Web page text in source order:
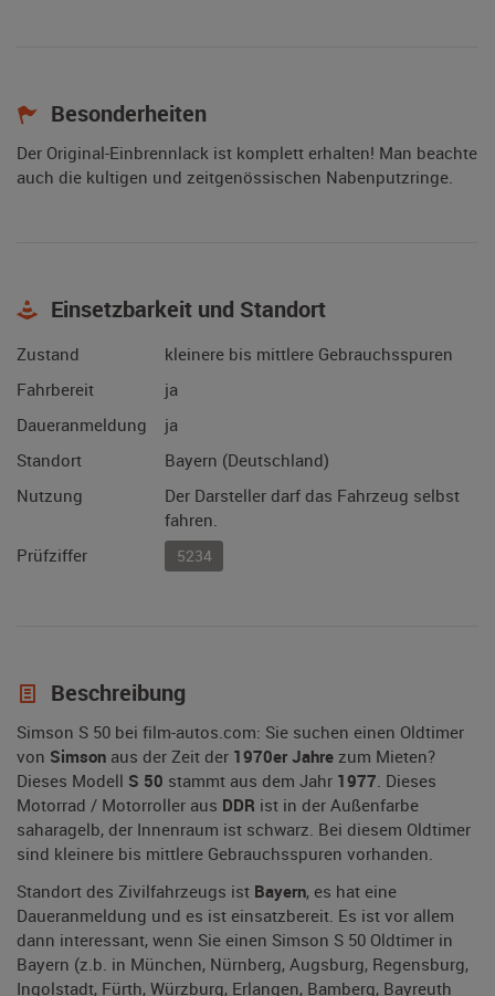
Besonderheiten
Der Original-Einbrennlack ist komplett erhalten! Man beachte
auch die kultigen und zeitgenössischen Nabenputzringe.
Einsetzbarkeit und Standort
Zustand
kleinere bis mittlere Gebrauchsspuren
Fahrbereit
ja
Daueranmeldung
ja
Standort
Bayern (Deutschland)
Nutzung
Der Darsteller darf das Fahrzeug selbst
fahren.
Prüfziffer
5234
Beschreibung
Simson S 50 bei film-autos.com: Sie suchen einen Oldtimer
von Simson aus der Zeit der 1970er Jahre zum Mieten?
Dieses Modell S 50 stammt aus dem Jahr 1977. Dieses
Motorrad / Motorroller aus DDR ist in der Außenfarbe
saharagelb, der Innenraum ist schwarz. Bei diesem Oldtimer
sind kleinere bis mittlere Gebrauchsspuren vorhanden.
Standort des Zivilfahrzeugs ist Bayern, es hat eine
Daueranmeldung und es ist einsatzbereit. Es ist vor allem
dann interessant, wenn Sie einen Simson S 50 Oldtimer in
Bayern (z.b. in München, Nürnberg, Augsburg, Regensburg,
Ingolstadt, Fürth, Würzburg, Erlangen, Bamberg, Bayreuth